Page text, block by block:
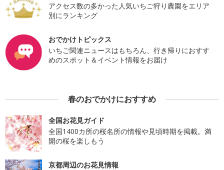
アクセス数の多かった人気いちご狩り農園をエリア
別にランキング
おでかけトピックス
いちご関連ニュースはもちろん、行き帰りにおすす
めのスポット＆イベント情報をお届け
春のおでかけにおすすめ
全国お花見ガイド
全国1400カ所の桜名所の情報や見頃時期を掲載。満
開の桜を楽しもう
京都周辺のお花見情報